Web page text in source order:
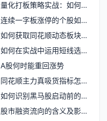
量化打板策略实战：如何利用算法捕捉强势股的起爆点
连续一字板涨停的个股如何操作短线
如何获取同花顺动态板块的历史数据
如何在实战中运用短线选股技巧
A股何时能重回涨势
同花顺主力真吸货指标怎么用
如何识别黑马股启动前的三大信号
股市融资流向的含义及影响因素